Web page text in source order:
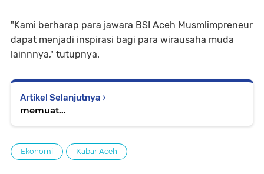
"Kami berharap para jawara BSI Aceh Musmlimpreneur
dapat menjadi inspirasi bagi para wirausaha muda
lainnnya," tutupnya.
Artikel Selanjutnya
memuat...
Ekonomi Kabar Aceh